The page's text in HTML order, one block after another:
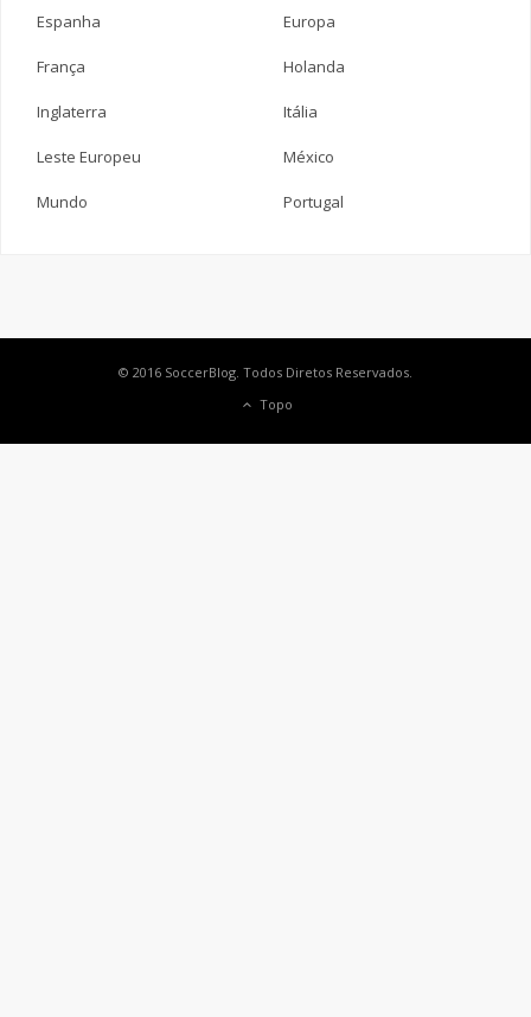
Espanha Europa
França Holanda
Inglaterra Itália
Leste Europeu México
Mundo Portugal
© 2016 SoccerBlog. Todos Diretos Reservados.
Topo